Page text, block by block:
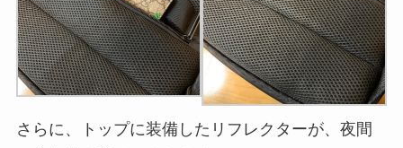
さらに、トップに装備したリフレクターが、夜間